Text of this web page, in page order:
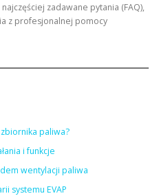
zadawane pytania (FAQ),
z profesjonalnej pomocy
paliwa?
i funkcje
wentylacji paliwa
systemu EVAP